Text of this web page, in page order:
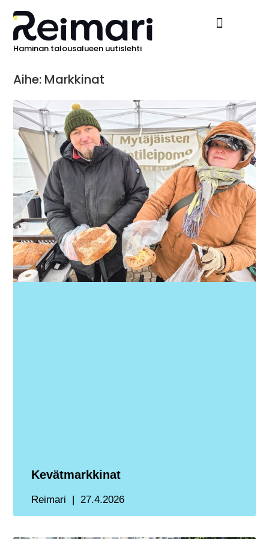
Haminan talousalueen uutislehti
Aihe: Markkinat
Kevätmarkkinat
Reimari 27.4.2026